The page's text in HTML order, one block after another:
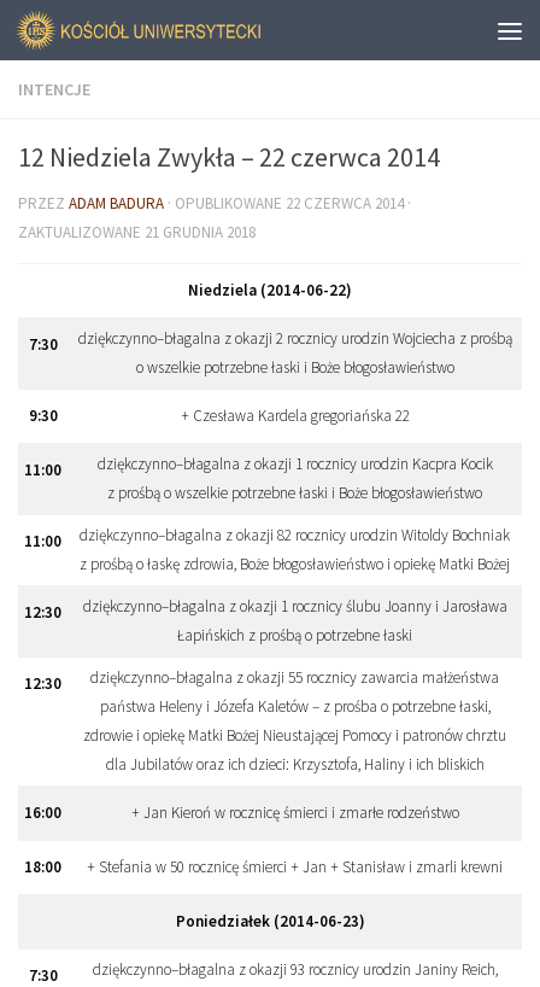
INTENCJE
12 Niedziela Zwykła – 22 czerwca 2014
PRZEZ ADAM BADURA · OPUBLIKOWANE 22 CZERWCA 2014·
ZAKTUALIZOWANE 21 GRUDNIA 2018
Niedziela (2014-06-22)
7:30
dziękczynno–błagalna z okazji 2 rocznicy urodzin Wojciecha z prośbą
o wszelkie potrzebne łaski i Boże błogosławieństwo
9:30 + Czesława Kardela gregoriańska 22
11:00
dziękczynno–błagalna z okazji 1 rocznicy urodzin Kacpra Kocik
z prośbą o wszelkie potrzebne łaski i Boże błogosławieństwo
11:00
dziękczynno–błagalna z okazji 82 rocznicy urodzin Witoldy Bochniak
z prośbą o łaskę zdrowia, Boże błogosławieństwo i opiekę Matki Bożej
12:30
dziękczynno–błagalna z okazji 1 rocznicy ślubu Joanny i Jarosława
Łapińskich z prośbą o potrzebne łaski
12:30
dziękczynno–błagalna z okazji 55 rocznicy zawarcia małżeństwa
państwa Heleny i Józefa Kaletów – z prośba o potrzebne łaski,
zdrowie i opiekę Matki Bożej Nieustającej Pomocy i patronów chrztu
dla Jubilatów oraz ich dzieci: Krzysztofa, Haliny i ich bliskich
16:00 + Jan Kieroń w rocznicę śmierci i zmarłe rodzeństwo
18:00 + Stefania w 50 rocznicę śmierci + Jan + Stanisław i zmarli krewni
Poniedziałek (2014-06-23)
7:30
dziękczynno–błagalna z okazji 93 rocznicy urodzin Janiny Reich,